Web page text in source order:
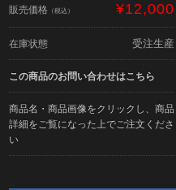
販売価格 （税込） ¥12,000
在庫状態 受注生産
この商品のお問い合わせはこちら
商品名・商品画像をクリックし、商品
詳細をご覧になった上でご注文くださ
い